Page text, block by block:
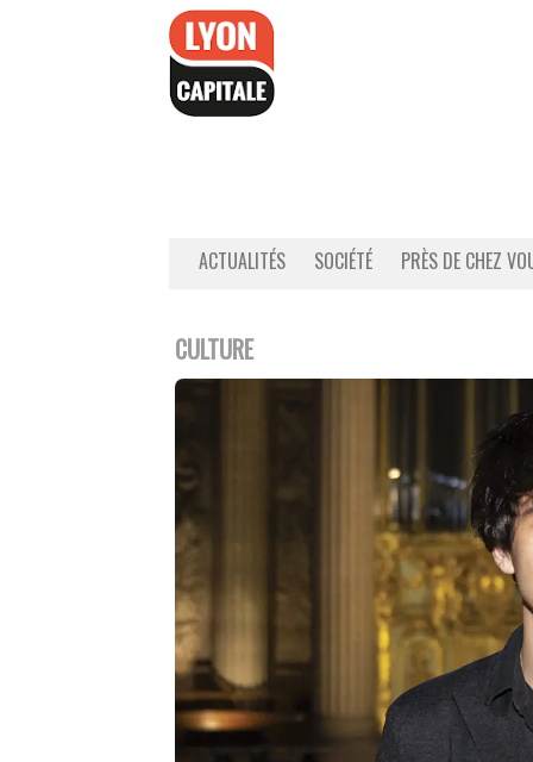
ACTUALITÉS SOCIÉTÉ PRÈS DE CHEZ
CULTURE